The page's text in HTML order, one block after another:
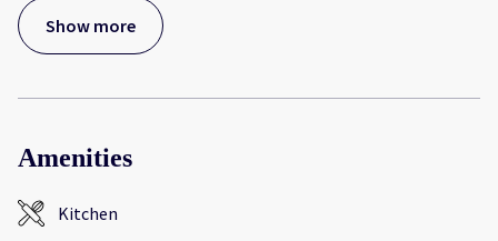
Show more
Amenities
Kitchen